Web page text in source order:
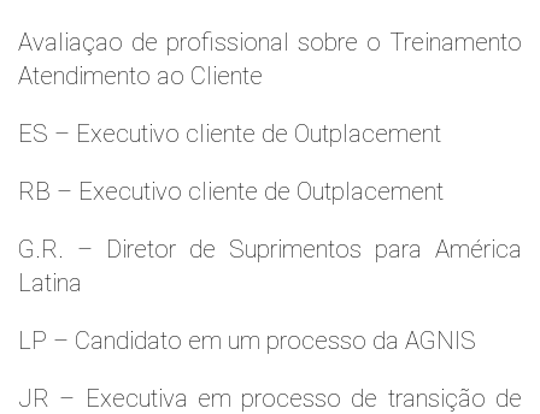
Avaliaçao de profissional sobre o Treinamento
Atendimento ao Cliente
ES – Executivo cliente de Outplacement
RB – Executivo cliente de Outplacement
G.R. – Diretor de Suprimentos para América
Latina
LP – Candidato em um processo da AGNIS
JR – Executiva em processo de transição de